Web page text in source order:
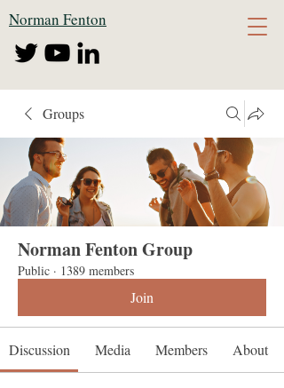
Norman Fenton
Groups
Norman Fenton Group
Public · 1389 members
Join
Discussion Media Members About